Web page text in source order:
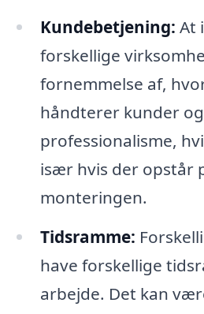
Kundebetjening: At
forskellige
fornemmelse af,
håndterer kunder
professionalisme,
især hvis der opstår
monteringen.
Tidsramme:
have forskellige
arbejde. Det kan